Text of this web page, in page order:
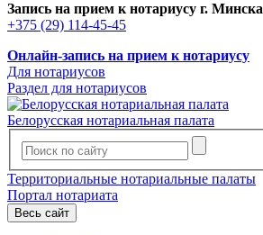
Запись на прием к нотариусу г. Минска
+375 (29) 114-45-45
Онлайн-запись на прием к нотариусу
Для нотариусов
Раздел для нотариусов
Белорусская нотариальная палата
Территориальные нотариальные палаты
Портал нотариата
Весь сайт